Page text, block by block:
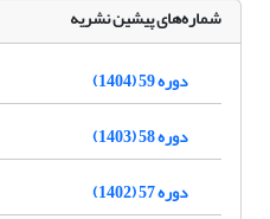
شماره‌های پیشین نشریه
دوره 59 (1404)
دوره 58 (1403)
دوره 57 (1402)